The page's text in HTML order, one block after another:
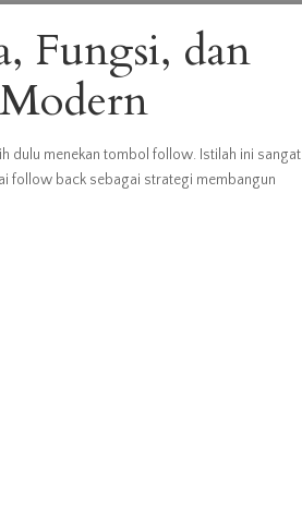
Fungsi, dan
dulu menekan tombol follow. Istilah ini sangat
follow back sebagai strategi membangun